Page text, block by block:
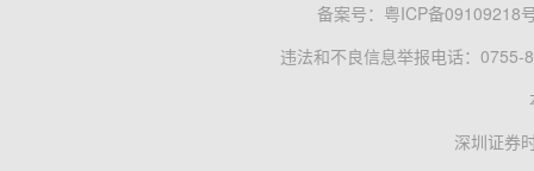
备案号： 粤ICP备09109218
违法和不良信息举报电话：0755-
深圳证券